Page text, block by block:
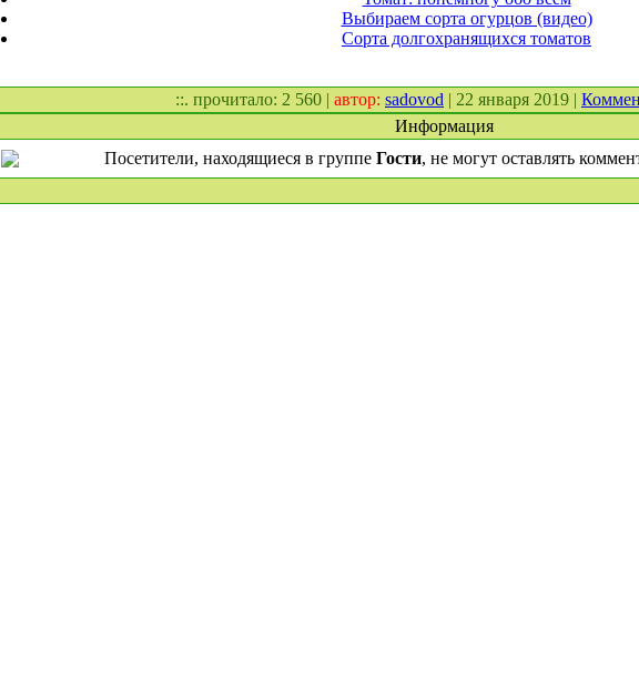
Выбираем сорта огурцов (видео)
Сорта долгохранящихся томатов
::. прочитало: 2 560 | автор: sadovod | 22 января 2019 |
Информация
Посетители, находящиеся в группе Гости, не могут оставлять